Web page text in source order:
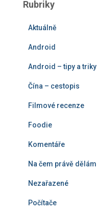
d
Rubriky
Aktuálně
Android
Android – tipy a triky
Čína – cestopis
Filmové recenze
Foodie
Komentáře
Na čem právě dělám
Nezařazené
Počítače